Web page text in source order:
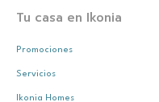
Tu casa en Ikonia
Promociones
Servicios
Ikonia Homes